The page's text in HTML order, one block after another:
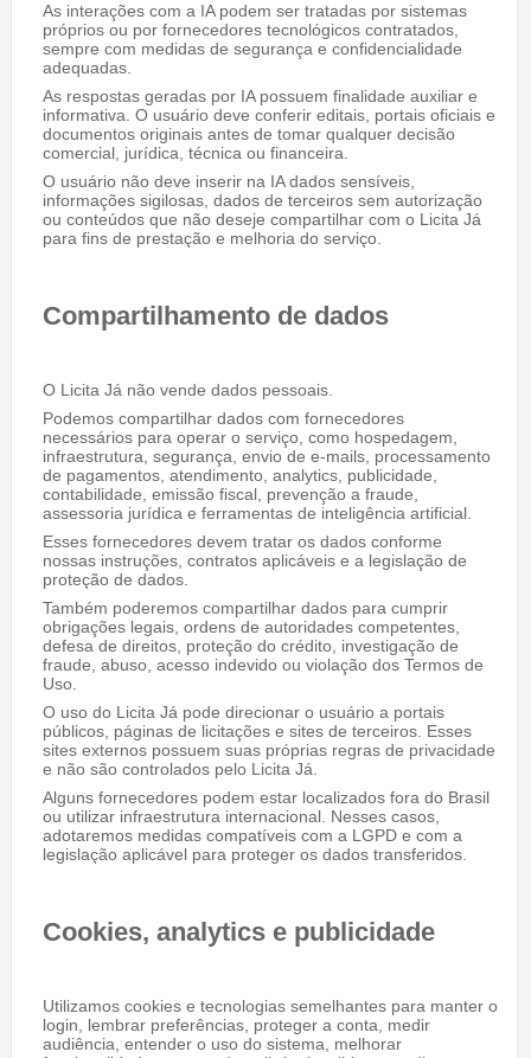
As interações com a IA podem ser tratadas por sistemas
próprios ou por fornecedores tecnológicos contratados,
sempre com medidas de segurança e confidencialidade
adequadas.
As respostas geradas por IA possuem finalidade auxiliar e
informativa. O usuário deve conferir editais, portais oficiais e
documentos originais antes de tomar qualquer decisão
comercial, jurídica, técnica ou financeira.
O usuário não deve inserir na IA dados sensíveis,
informações sigilosas, dados de terceiros sem autorização
ou conteúdos que não deseje compartilhar com o Licita Já
para fins de prestação e melhoria do serviço.
Compartilhamento de dados
O Licita Já não vende dados pessoais.
Podemos compartilhar dados com fornecedores
necessários para operar o serviço, como hospedagem,
infraestrutura, segurança, envio de e-mails, processamento
de pagamentos, atendimento, analytics, publicidade,
contabilidade, emissão fiscal, prevenção a fraude,
assessoria jurídica e ferramentas de inteligência artificial.
Esses fornecedores devem tratar os dados conforme
nossas instruções, contratos aplicáveis e a legislação de
proteção de dados.
Também poderemos compartilhar dados para cumprir
obrigações legais, ordens de autoridades competentes,
defesa de direitos, proteção do crédito, investigação de
fraude, abuso, acesso indevido ou violação dos Termos de
Uso.
O uso do Licita Já pode direcionar o usuário a portais
públicos, páginas de licitações e sites de terceiros. Esses
sites externos possuem suas próprias regras de privacidade
e não são controlados pelo Licita Já.
Alguns fornecedores podem estar localizados fora do Brasil
ou utilizar infraestrutura internacional. Nesses casos,
adotaremos medidas compatíveis com a LGPD e com a
legislação aplicável para proteger os dados transferidos.
Cookies, analytics e publicidade
Utilizamos cookies e tecnologias semelhantes para manter o
login, lembrar preferências, proteger a conta, medir
audiência, entender o uso do sistema, melhorar